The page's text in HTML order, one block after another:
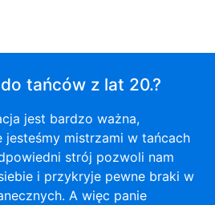
tańców z lat 20.?
jest bardzo ważna,
jesteśmy mistrzami w tańcach
strój pozwoli nam
i przykryje pewne braki w
A więc panie